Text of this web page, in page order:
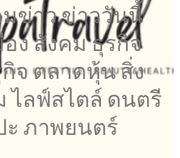
ข่าว ข่าววันนี้
อง สังคม ธุรกิจ
จ ตลาดหุ้น สิ่ง
ไลฟ์สไตล์ ดนตรี
ะ ภาพยนตร์